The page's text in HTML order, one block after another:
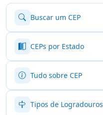
Buscar um CEP
CEPs por Estado
Tudo sobre CEP
Tipos de Logradouros